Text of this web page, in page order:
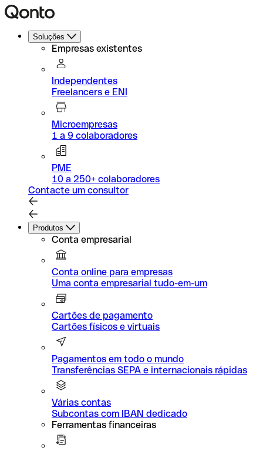
Soluções
Empresas existentes
Independentes
Freelancers e ENI
Microempresas
1 a 9 colaboradores
PME
10 a 250+ colaboradores
Contacte um consultor
Produtos
Conta empresarial
Conta online para empresas
Uma conta empresarial tudo-em-um
Cartões de pagamento
Cartões físicos e virtuais
Pagamentos em todo o mundo
Transferências SEPA e internacionais rápidas
Várias contas
Subcontas com IBAN dedicado
Ferramentas financeiras